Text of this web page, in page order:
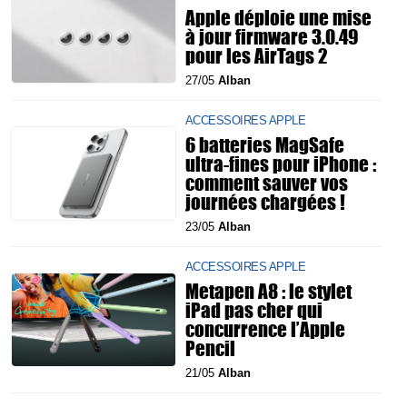
Apple déploie une mise
à jour firmware 3.0.49
pour les AirTags 2
27/05 Alban
ACCESSOIRES APPLE
6 batteries MagSafe
ultra-fines pour iPhone :
comment sauver vos
journées chargées !
23/05 Alban
ACCESSOIRES APPLE
Metapen A8 : le stylet
iPad pas cher qui
concurrence l’Apple
Pencil
21/05 Alban